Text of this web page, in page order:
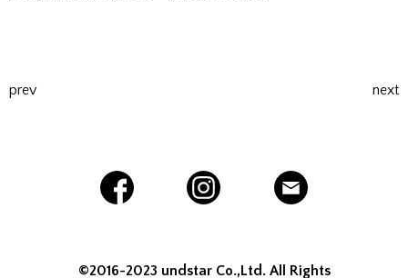
prev next
©2016-2023 undstar Co.,Ltd. All Rights